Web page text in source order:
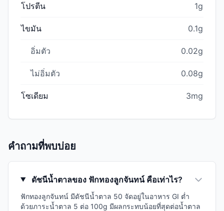
โปรตีน 1g
ไขมัน 0.1g
อิ่มตัว 0.02g
ไม่อิ่มตัว 0.08g
โซเดียม 3mg
คำถามที่พบบ่อย
ดัชนีน้ำตาลของ ฟักทองลูกจันทน์ คือเท่าไร?
ฟักทองลูกจันทน์ มีดัชนีน้ำตาล 50 จัดอยู่ในอาหาร GI ต่ำ
ด้วยภาระน้ำตาล 5 ต่อ 100g มีผลกระทบน้อยที่สุดต่อน้ำตาล